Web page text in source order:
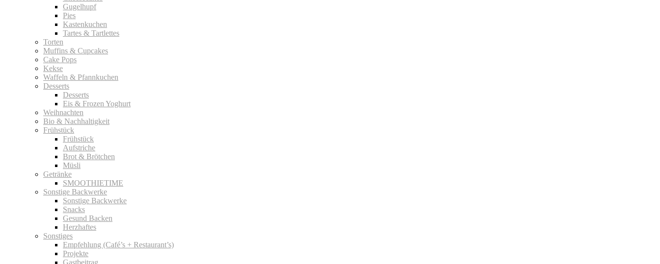
Gugelhupf
Pies
Kastenkuchen
Tartes & Tartlettes
Torten
Muffins & Cupcakes
Cake Pops
Kekse
Waffeln & Pfannkuchen
Desserts
Desserts
Eis & Frozen Yoghurt
Weihnachten
Bio & Nachhaltigkeit
Frühstück
Frühstück
Aufstriche
Brot & Brötchen
Müsli
Getränke
SMOOTHIETIME
Sonstige Backwerke
Sonstige Backwerke
Snacks
Gesund Backen
Herzhaftes
Sonstiges
Empfehlung (Café’s + Restaurant’s)
Projekte
Gastbeitrag